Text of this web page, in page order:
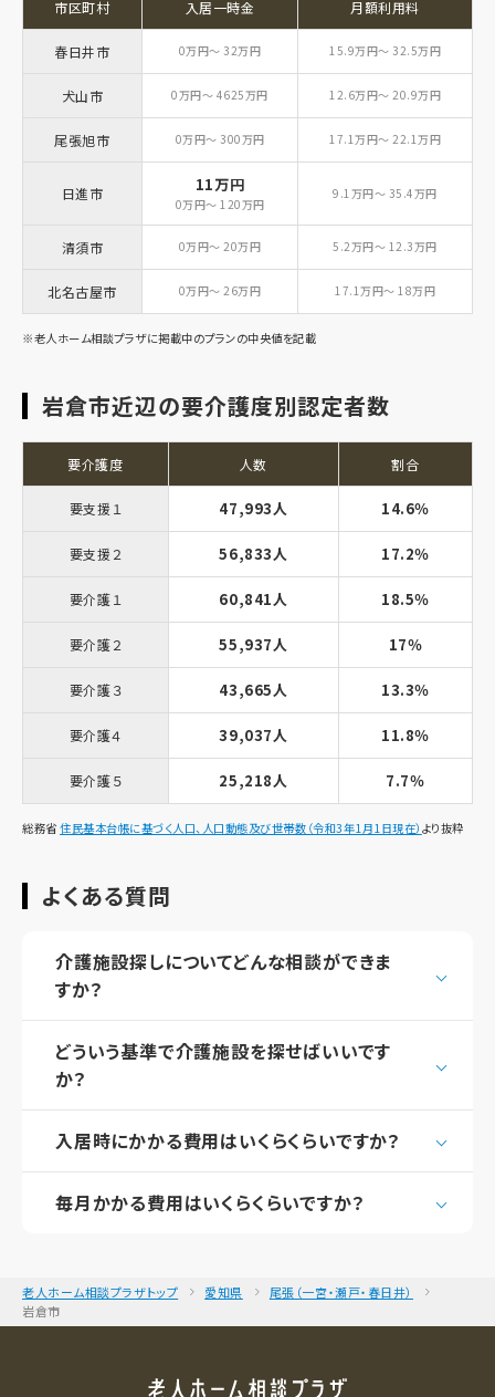
市区町村 入居一時金 月額利用料
春日井市 0万円～ 32万円 15.9万円～ 32.5万円
犬山市 0万円～ 4625万円 12.6万円～ 20.9万円
尾張旭市 0万円～ 300万円 17.1万円～ 22.1万円
日進市 11万円
0万円～ 120万円
9.1万円～ 35.4万円
清須市 0万円～ 20万円 5.2万円～ 12.3万円
北名古屋市 0万円～ 26万円 17.1万円～ 18万円
※老人ホーム相談プラザに掲載中のプランの中央値を記載
岩倉市近辺の要介護度別認定者数
要介護度 人数 割合
要支援１ 47,993人 14.6％
要支援２ 56,833人 17.2％
要介護１ 60,841人 18.5％
要介護２ 55,937人 17％
要介護３ 43,665人 13.3％
要介護４ 39,037人 11.8％
要介護５ 25,218人 7.7％
総務省住民基本台帳に基づく人口、人口動態及び世帯数（令和3年1月1日現在） より抜粋
よくある質問
介護施設探しについてどんな相談ができま
すか？
どういう基準で介護施設を探せばいいです
か？
入居時にかかる費用はいくらくらいですか？
毎月かかる費用はいくらくらいですか？
老人ホーム相談プラザトップ 愛知県
尾張（一宮・瀬戸・春日井）
岩倉市